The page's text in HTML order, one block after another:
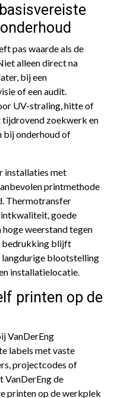
pas waarde als de
alleen direct na
bij een
of een audit.
UV-straling, hitte of
zoekwerk en
bij onderhoud of
installaties met
printmethode
Thermotransfer
goede
weerstand tegen
bedrukking blijft
langdurige blootstelling
installatielocatie.
printen op de
VanDerEng
labels met vaste
projectcodes of
VanDerEng de
printen op de werkplek